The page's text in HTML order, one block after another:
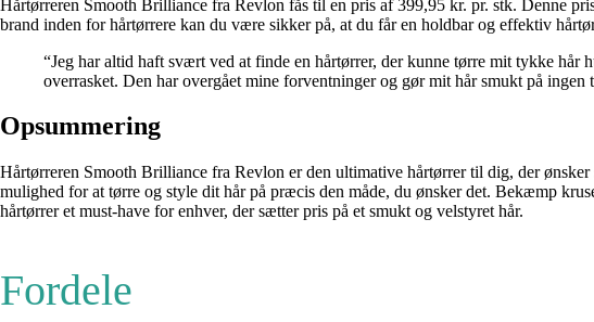
Hårtørreren Smooth Brilliance fra Revlon fås til en pris af 399,95 kr. pr. stk. Denne
brand inden for hårtørrere kan du være sikker på, at du får en holdbar og effektiv
“Jeg har altid haft svært ved at finde en hårtørrer, der kunne tørre mit tykke
overrasket. Den har overgået mine forventninger og gør mit hår smukt på
Opsummering
Hårtørreren Smooth Brilliance fra Revlon er den ultimative hårtørrer til dig, der
mulighed for at tørre og style dit hår på præcis den måde, du ønsker det. Bekæmp
hårtørrer et must-have for enhver, der sætter pris på et smukt og velstyret hår.
Fordele